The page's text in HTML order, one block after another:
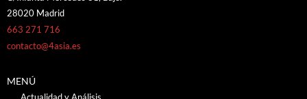
28020 Madrid
663 271 716
contacto@4asia.es
MENÚ
Actualidad y Análisis